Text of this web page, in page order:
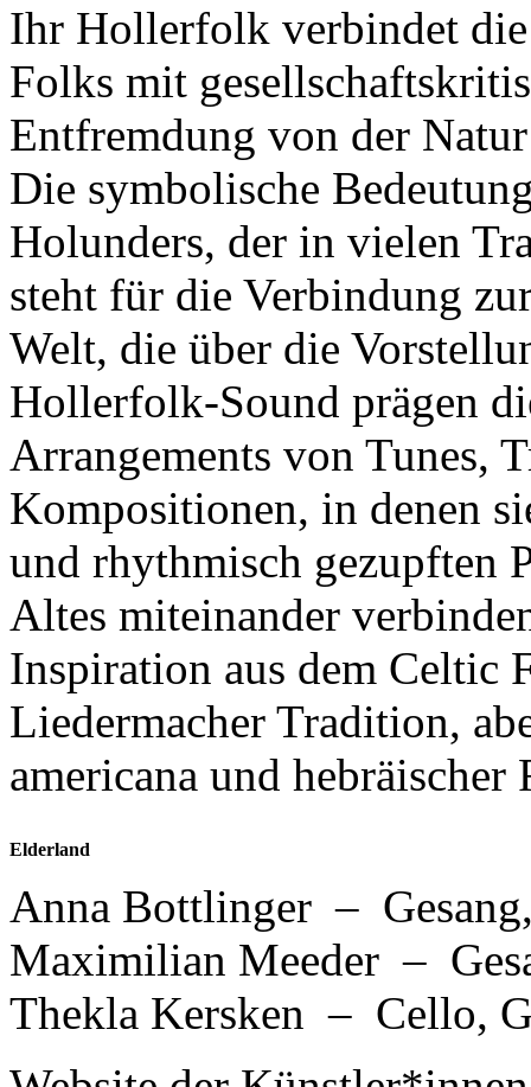
Ihr Hollerfolk verbindet
Folks mit
Entfremdung von der
Die symbolische
Holunders, der in vielen
steht für die Verbindung
Welt, die über die
Hollerfolk-Sound prägen
Arrangements von Tunes,
Kompositionen, in denen
und rhythmisch gezupften
Altes miteinander
Inspiration aus dem Celtic
Liedermacher Tradition,
americana und
Elderland
Anna Bottlinger –
Maximilian Meeder –
Thekla Kersken – Cello,